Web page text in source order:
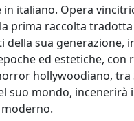
italiano. Opera
prima raccolta
della sua
ed estetiche,
hollywoodiano, tra
suo mondo, incenerirà